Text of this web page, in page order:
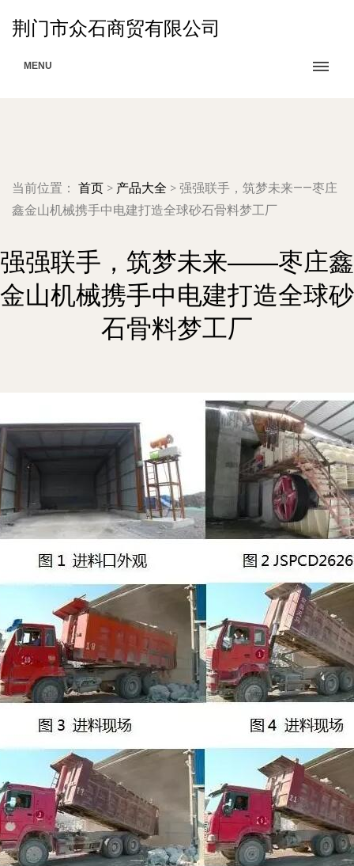
荆门市众石商贸有限公司
MENU
当前位置： 首页 > 产品大全 > 强强联手，筑梦未来——枣庄
鑫金山机械携手中电建打造全球砂石骨料梦工厂
强强联手，筑梦未来——枣庄鑫
金山机械携手中电建打造全球砂
石骨料梦工厂